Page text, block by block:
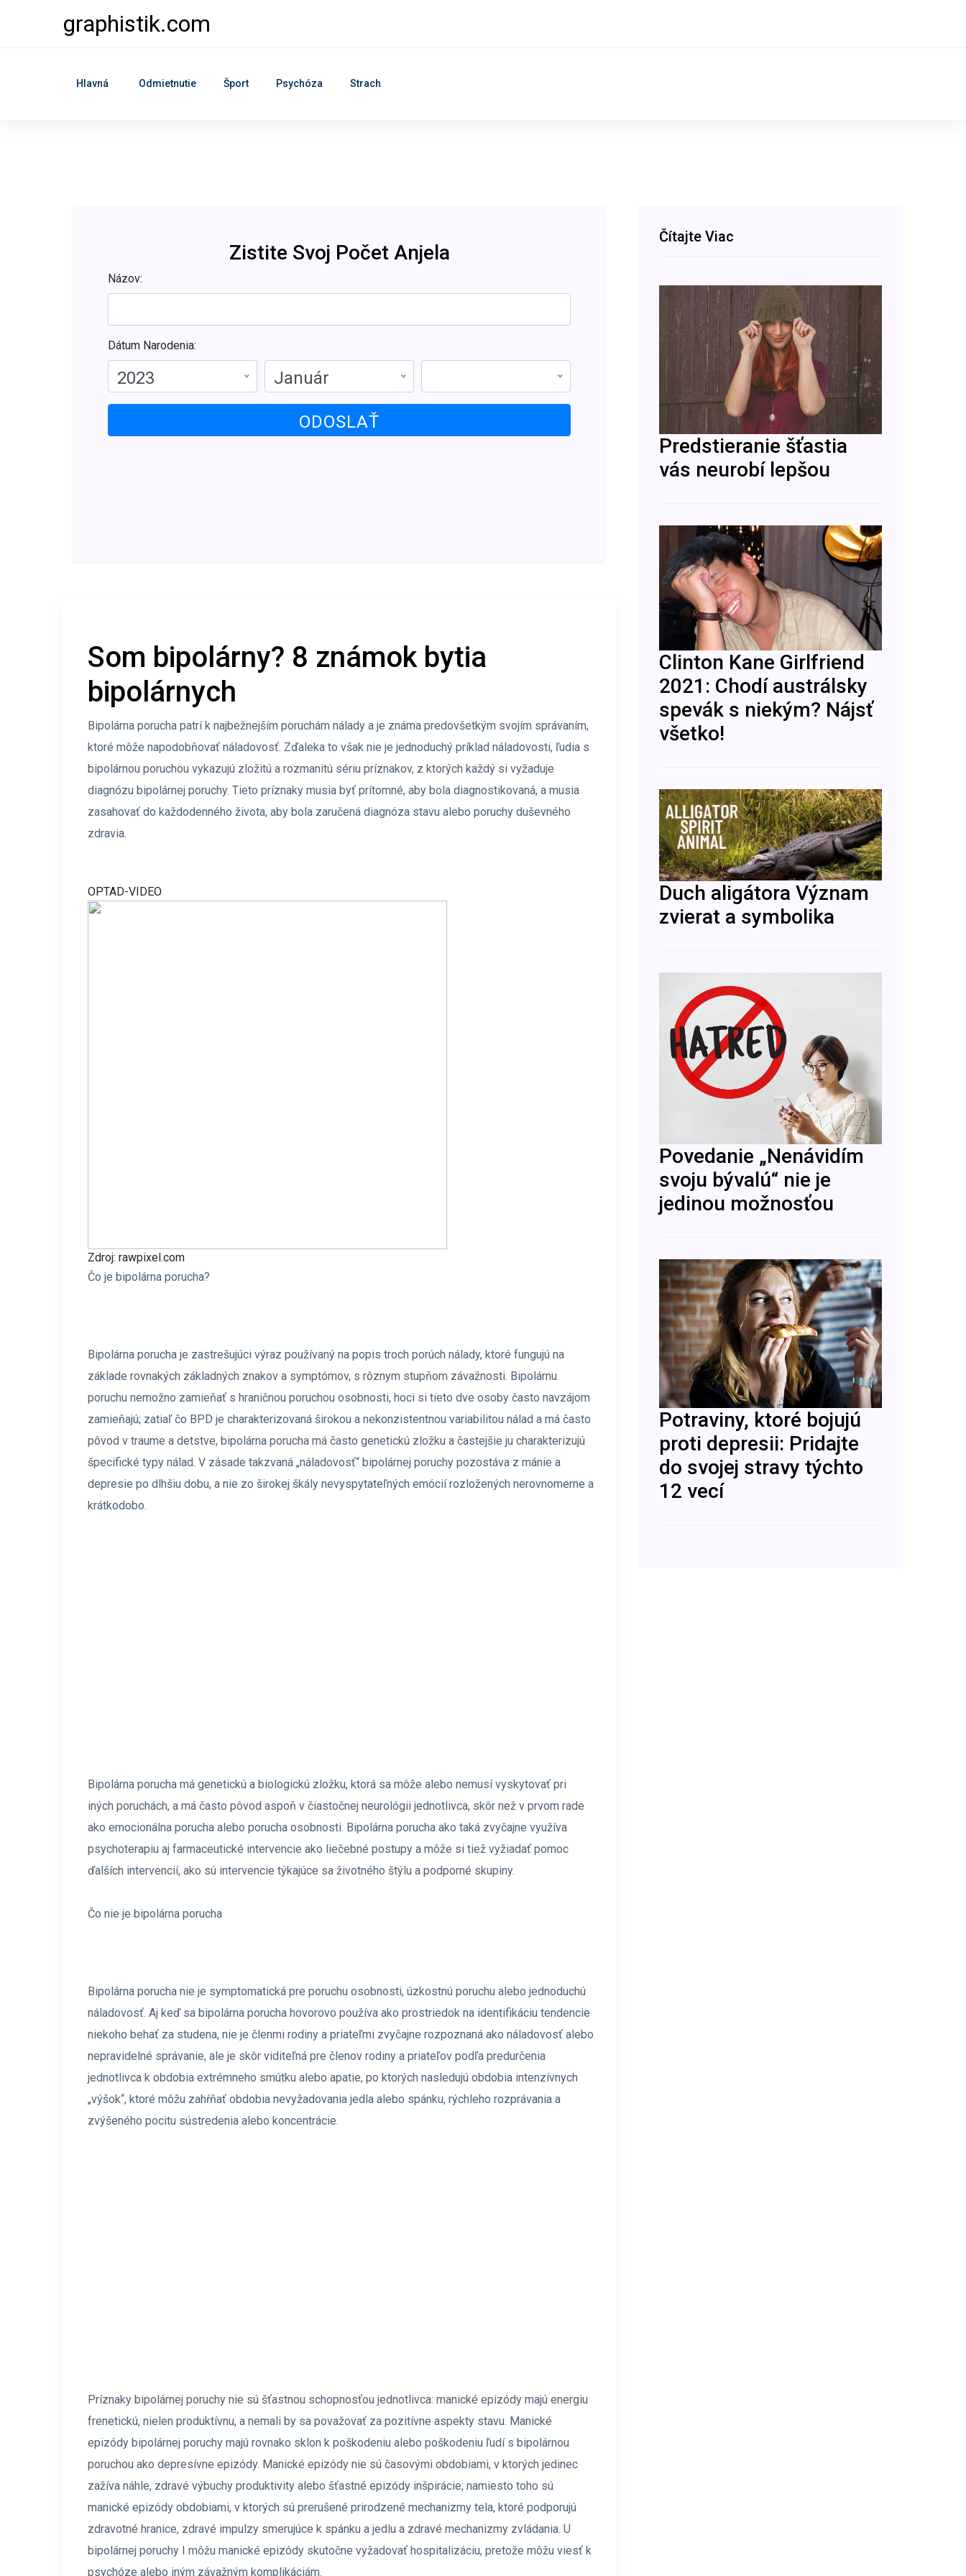
graphistik.com
Hlavná Odmietnutie Šport Psychóza Strach
Zistite Svoj Počet Anjela
Názov:
Dátum Narodenia:
2023 Január
ODOSLAŤ
Som bipolárny? 8 známok bytia
bipolárnych
Bipolárna porucha patrí k najbežnejším poruchám nálady a je známa predovšetkým svojím správaním,
ktoré môže napodobňovať náladovosť. Zďaleka to však nie je jednoduchý príklad náladovosti, ľudia s
bipolárnou poruchou vykazujú zložitú a rozmanitú sériu príznakov, z ktorých každý si vyžaduje
diagnózu bipolárnej poruchy. Tieto príznaky musia byť prítomné, aby bola diagnostikovaná, a musia
zasahovať do každodenného života, aby bola zaručená diagnóza stavu alebo poruchy duševného
zdravia.
OPTAD-VIDEO
Zdroj: rawpixel.com
Čo je bipolárna porucha?
Bipolárna porucha je zastrešujúci výraz používaný na popis troch porúch nálady, ktoré fungujú na
základe rovnakých základných znakov a symptómov, s rôznym stupňom závažnosti. Bipolárnu
poruchu nemožno zamieňať s hraničnou poruchou osobnosti, hoci si tieto dve osoby často navzájom
zamieňajú; zatiaľ čo BPD je charakterizovaná širokou a nekonzistentnou variabilitou nálad a má často
pôvod v traume a detstve, bipolárna porucha má často genetickú zložku a častejšie ju charakterizujú
špecifické typy nálad. V zásade takzvaná „náladovosť“ bipolárnej poruchy pozostáva z mánie a
depresie po dlhšiu dobu, a nie zo širokej škály nevyspytateľných emócií rozložených nerovnomerne a
krátkodobo.
Bipolárna porucha má genetickú a biologickú zložku, ktorá sa môže alebo nemusí vyskytovať pri
iných poruchách, a má často pôvod aspoň v čiastočnej neurológii jednotlivca, skôr než v prvom rade
ako emocionálna porucha alebo porucha osobnosti. Bipolárna porucha ako taká zvyčajne využíva
psychoterapiu aj farmaceutické intervencie ako liečebné postupy a môže si tiež vyžiadať pomoc
ďalších intervencií, ako sú intervencie týkajúce sa životného štýlu a podporné skupiny.
Čo nie je bipolárna porucha
Bipolárna porucha nie je symptomatická pre poruchu osobnosti, úzkostnú poruchu alebo jednoduchú
náladovosť. Aj keď sa bipolárna porucha hovorovo používa ako prostriedok na identifikáciu tendencie
niekoho behať za studena, nie je členmi rodiny a priateľmi zvyčajne rozpoznaná ako náladovosť alebo
nepravidelné správanie, ale je skôr viditeľná pre členov rodiny a priateľov podľa predurčenia
jednotlivca k obdobia extrémneho smútku alebo apatie, po ktorých nasledujú obdobia intenzívnych
„výšok“, ktoré môžu zahŕňať obdobia nevyžadovania jedla alebo spánku, rýchleho rozprávania a
zvýšeného pocitu sústredenia alebo koncentrácie.
Príznaky bipolárnej poruchy nie sú šťastnou schopnosťou jednotlivca: manické epizódy majú energiu
frenetickú, nielen produktívnu, a nemali by sa považovať za pozitívne aspekty stavu. Manické
epizódy bipolárnej poruchy majú rovnako sklon k poškodeniu alebo poškodeniu ľudí s bipolárnou
poruchou ako depresívne epizódy. Manické epizódy nie sú časovými obdobiami, v ktorých jedinec
zažíva náhle, zdravé výbuchy produktivity alebo šťastné epizódy inšpirácie; namiesto toho sú
manické epizódy obdobiami, v ktorých sú prerušené prirodzené mechanizmy tela, ktoré podporujú
zdravotné hranice, zdravé impulzy smerujúce k spánku a jedlu a zdravé mechanizmy zvládania. U
bipolárnej poruchy I môžu manické epizódy skutočne vyžadovať hospitalizáciu, pretože môžu viesť k
psychóze alebo iným závažným komplikáciám.
Čítajte Viac
Predstieranie šťastia
vás neurobí lepšou
Clinton Kane Girlfriend
2021: Chodí austrálsky
spevák s niekým? Nájsť
všetko!
Duch aligátora Význam
zvierat a symbolika
Povedanie „Nenávidím
svoju bývalú“ nie je
jedinou možnosťou
Potraviny, ktoré bojujú
proti depresii: Pridajte
do svojej stravy týchto
12 vecí